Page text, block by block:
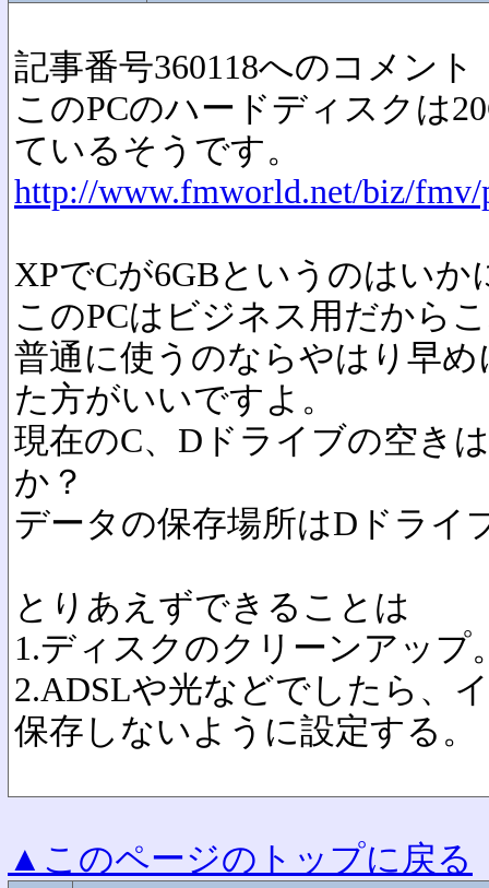
記事番号360118へのコメント
このPCのハードディスクは
ているそうです。
http://www.fmworld.net/biz/fmv/
XPでCが6GBというのはい
このPCはビジネス用だから
普通に使うのならやはり早
た方がいいですよ。
現在のC、Dドライブの空き
か？
データの保存場所はDドライ
とりあえずできることは
1.ディスクのクリーンアップ
2.ADSLや光などでしたら、
保存しないように設定する。
▲このページのトップに戻る